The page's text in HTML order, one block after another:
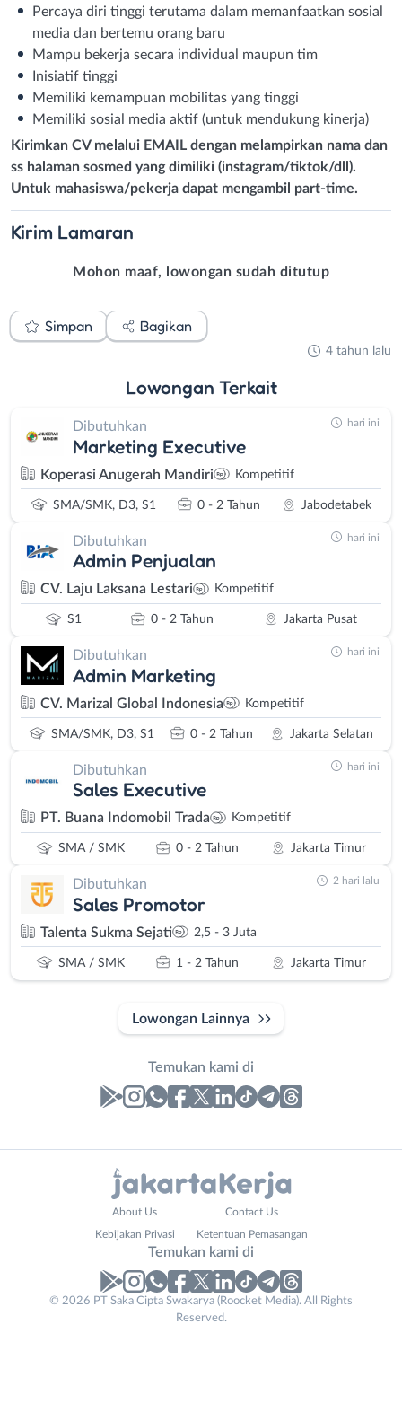
Percaya diri tinggi terutama dalam memanfaatkan sosial
media dan bertemu orang baru
Mampu bekerja secara individual maupun tim
Inisiatif tinggi
Memiliki kemampuan mobilitas yang tinggi
Memiliki sosial media aktif (untuk mendukung kinerja)
Kirimkan CV melalui EMAIL dengan melampirkan nama dan
ss halaman sosmed yang dimiliki (instagram/tiktok/dll).
Untuk mahasiswa/pekerja dapat mengambil part-time.
Kirim Lamaran
Mohon maaf, lowongan sudah ditutup
Simpan Bagikan
4 tahun lalu
Lowongan Terkait
Dibutuhkan
Marketing Executive
Koperasi Anugerah Mandiri Kompetitif
SMA/SMK, D3, S1 0 - 2 Tahun Jabodetabek
hari ini
Dibutuhkan
Admin Penjualan
CV. Laju Laksana Lestari Kompetitif
S1 0 - 2 Tahun Jakarta Pusat
hari ini
Dibutuhkan
Admin Marketing
CV. Marizal Global Indonesia Kompetitif
SMA/SMK, D3, S1 0 - 2 Tahun Jakarta Selatan
hari ini
Dibutuhkan
Sales Executive
PT. Buana Indomobil Trada Kompetitif
SMA / SMK 0 - 2 Tahun Jakarta Timur
hari ini
Dibutuhkan
Sales Promotor
Talenta Sukma Sejati 2,5 - 3 Juta
SMA / SMK 1 - 2 Tahun Jakarta Timur
2 hari lalu
Lowongan Lainnya
Temukan kami di
No. Telp /
About Us Contact Us
Kebijakan Privasi Ketentuan Pemasangan
Temukan kami di
© 2026 PT Saka Cipta Swakarya (Roocket Media). All Rights
Reserved.